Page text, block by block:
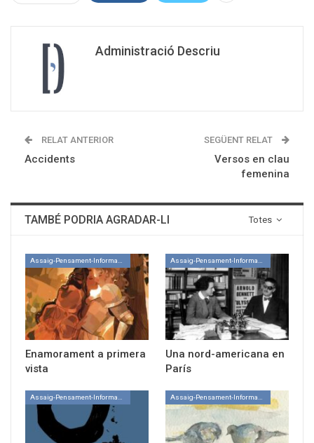
Administració Descriu
RELAT ANTERIOR
Accidents
SEGÜENT RELAT
Versos en clau
femenina
Totes
TAMBÉ PODRIA AGRADAR-LI
Enamorament a primera
vista
Una nord-americana en
París
Assaig-Pensament-Informació Assaig-Pensament-Informació